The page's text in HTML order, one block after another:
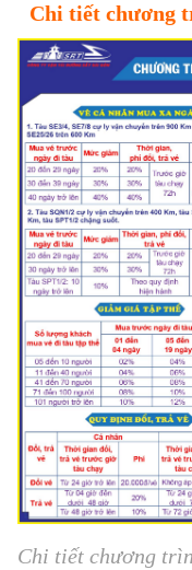
Chi tiết chương
Chi tiết chương